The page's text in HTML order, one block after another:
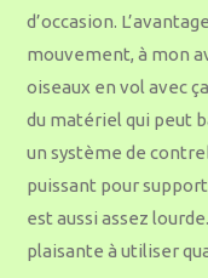
d’occasion.
mouvement, à mon
oiseaux en vol avec
du matériel qui peut
un système de
puissant pour
est aussi assez
plaisante à utiliser